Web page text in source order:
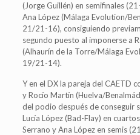
(Jorge Guillén) en semifinales
Ana López (Málaga Evolution/
21/21-16), consiguiendo
segundo puesto al imponerse a
(Alhaurín de la Torre/Málaga
19/21-14).
Y en el DX la pareja del CAETD
y Rocío Martín (Huelva/
del podio después de conseguir
Lucía López (Bad-Flay) en
Serrano y Ana López en semis